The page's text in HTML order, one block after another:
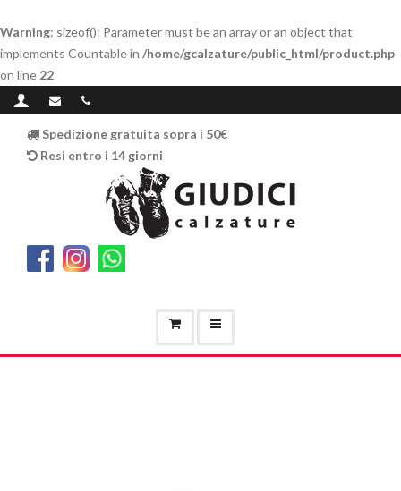
Warning: sizeof(): Parameter must be an array or an object that
implements Countable in /home/gcalzature/public_html/product.php
on line 22
Spedizione gratuita sopra i 50€
Resi entro i 14 giorni